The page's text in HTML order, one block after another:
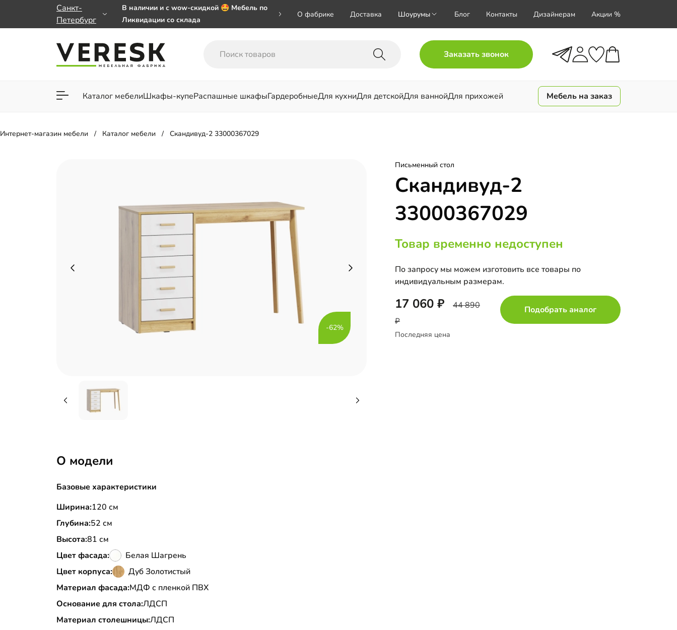
Санкт-
Петербург
В наличии и с wow-скидкой 🤩 Мебель по
Ликвидации со склада
заказе от 50 000 ₽
Важно! Наш Whatsapp переехал на номер
О фабрике Доставка Шоурумы Блог Контакты Дизайнерам Акции %
Заказать звонок
Каталог мебелиШкафы-купеРаспашные шкафыГардеробныеДля кухниДля детскойДля ваннойДля прихожей
Для гостиной
Мебель на заказ
Интернет-магазин мебели Каталог мебели Скандивуд-2 33000367029
-62%
Письменный стол
Скандивуд-2
33000367029
Товар временно недоступен
По запросу мы можем изготовить все товары по
индивидуальным размерам.
17 060 44 890
Последняя цена
Подобрать аналог
О модели
Базовые характеристики
Ширина:120 см
Глубина:52 см
Высота:81 см
Цвет фасада:
Белая Шагрень
Цвет корпуса:
Дуб Золотистый
Материал фасада:МДФ с пленкой ПВХ
Основание для стола:ЛДСП
Материал столешницы:ЛДСП